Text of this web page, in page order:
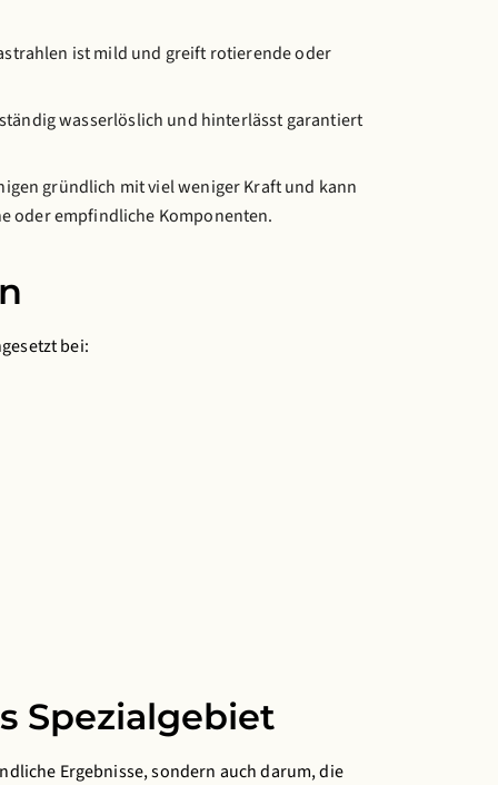
ist mild und greift rotierende oder
wasserlöslich und hinterlässt garantiert
gründlich mit viel weniger Kraft und kann
oder empfindliche Komponenten.
bei:
Spezialgebiet
Ergebnisse, sondern auch darum, die